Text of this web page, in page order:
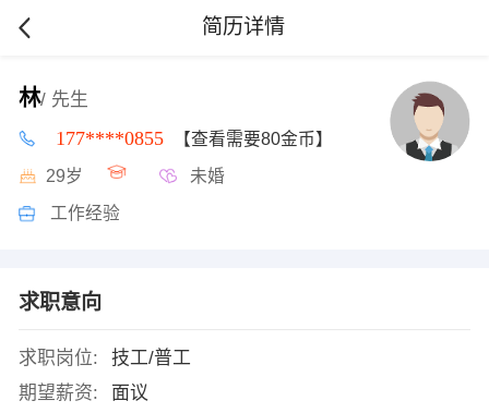
简历详情
林/ 先生
177****0855 【查看需要80金币】
29岁 未婚
工作经验
求职意向
求职岗位:
技工/普工
期望薪资:
面议